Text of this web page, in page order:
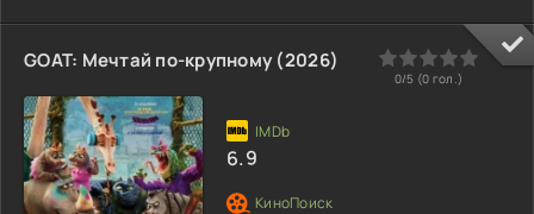
проста и ужасна — мировое господство. Теперь братьям
снова приходится взяться за дело. К ним присоединяются
верные друзья: Принцесса Пич, Тоад и даже озорной Йоши.
Вместе они отправляются в новое путешествие — уже не
GOAT: Мечтай по-крупному (2026)
6.9
0 1 4 5
0/5 (0 гол.)